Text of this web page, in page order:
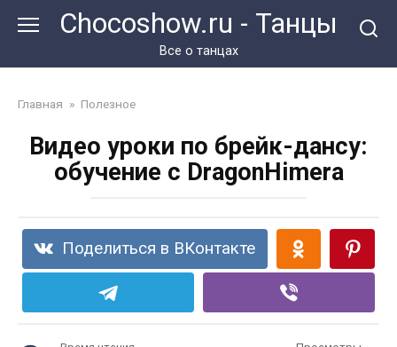
Chocoshow.ru - Танцы
Все о танцах
Главная » Полезное
Видео уроки по брейк-дансу:
обучение с DragonHimera
Поделиться в ВКонтакте